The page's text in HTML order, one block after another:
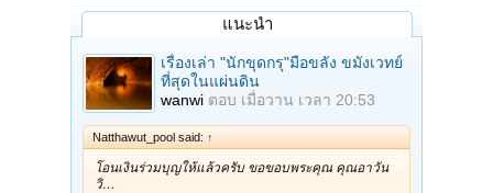
แนะนำ
เรื่องเล่า "นักขุดกรุ"มือขลัง ขมังเวทย์
ที่สุดในแผ่นดิน
wanwi ตอบ เมื่อวาน เวลา 20:53
Natthawut_pool said: ↑
โอนเงินร่วมบุญให้แล้วครับ ขอขอบพระคุณ คุณอาวัน
วิ…